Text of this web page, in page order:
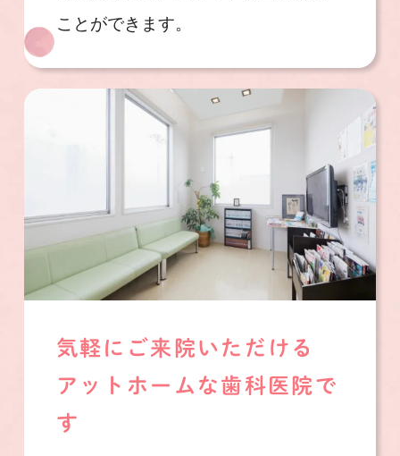
ことができます。
気軽にご来院いただける
アットホームな歯科医院で
す